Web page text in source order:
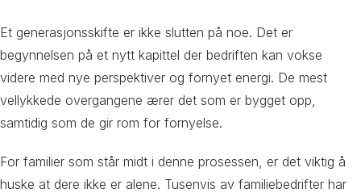
Et generasjonsskifte er ikke slutten på noe. Det er
begynnelsen på et nytt kapittel der bedriften kan vokse
videre med nye perspektiver og fornyet energi. De mest
vellykkede overgangene ærer det som er bygget opp,
samtidig som de gir rom for fornyelse.
For familier som står midt i denne prosessen, er det viktig å
huske at dere ikke er alene. Tusenvis av familiebedrifter har